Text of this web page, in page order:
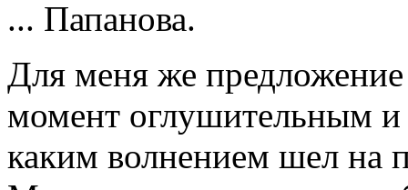
... Папанова.
Для меня же
момент оглушительным
каким волнением шел на